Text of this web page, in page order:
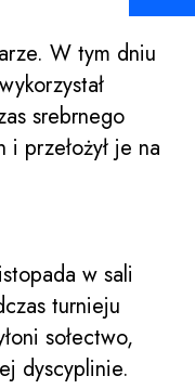
W tym dniu
srebrnego
i przełożył je na
w sali
turnieju
sołectwo,
dyscyplinie.